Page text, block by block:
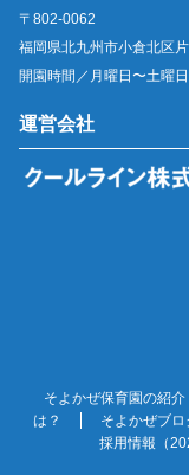
〒802-0062
福岡県北九州市小倉北区
開園時間／月曜日〜土曜
運営会社
そよかぜ保育園の紹介
は？
そよかぜブロ
採用情報（